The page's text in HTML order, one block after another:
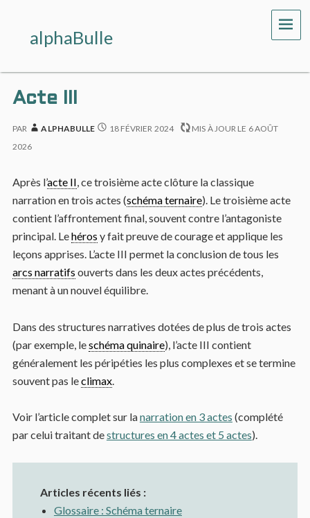
alphaBulle
Acte III
PAR ALPHABULLE 18 FÉVRIER 2024 MIS À JOUR LE 6 AOÛT
2026
Après l’acte II, ce troisième acte clôture la classique
narration en trois actes (schéma ternaire). Le troisième acte
contient l’affrontement final, souvent contre l’antagoniste
principal. Lehéros y fait preuve de courage et applique les
leçons apprises. L’acte III permet la conclusion de tous les
arcs narratifs ouverts dans les deux actes précédents,
menant à un nouvel équilibre.
Dans des structures narratives dotées de plus de trois actes
(par exemple, leschéma quinaire), l’acte III contient
généralement les péripéties les plus complexes et se termine
souvent pas leclimax.
Voir l’article complet sur lanarration en 3 actes (complété
par celui traitant destructures en 4 actes et 5 actes).
Articles récents liés :
Glossaire : Schéma ternaire